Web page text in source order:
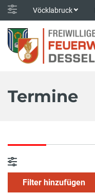
Vöcklabruck
Termine
Filter hinzufügen